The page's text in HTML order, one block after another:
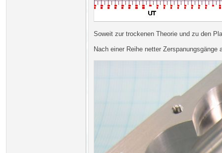
Soweit zur trockenen Theorie und zu den
Nach einer Reihe netter